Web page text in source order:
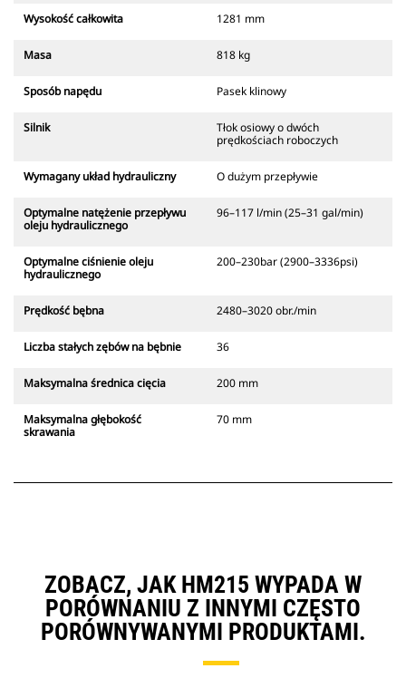
Wysokość całkowita 1281 mm
Masa 818 kg
Sposób napędu Pasek klinowy
Silnik
Tłok osiowy o dwóch
prędkościach roboczych
Wymagany układ hydrauliczny O dużym przepływie
Optymalne natężenie przepływu
oleju hydraulicznego
96–117 l/min (25–31 gal/min)
Optymalne ciśnienie oleju
hydraulicznego
200–230bar (2900–3336psi)
Prędkość bębna 2480–3020 obr./min
Liczba stałych zębów na bębnie 36
Maksymalna średnica cięcia 200 mm
Maksymalna głębokość
skrawania
70 mm
ZOBACZ, JAK HM215 WYPADA W
PORÓWNANIU Z INNYMI CZĘSTO
PORÓWNYWANYMI PRODUKTAMI.